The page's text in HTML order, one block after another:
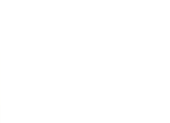
universe expanding across